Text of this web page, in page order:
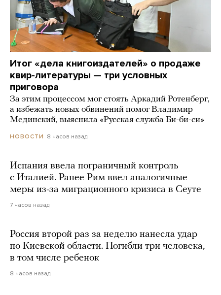
Итог «дела книгоиздателей» о продаже
квир-литературы — три условных
приговора
За этим процессом мог стоять Аркадий Ротенберг,
а избежать новых обвинений помог Владимир
Мединский, выяснила «Русская служба Би-би-си»
НОВОСТИ 8 часов назад
Испания ввела пограничный контроль
с Италией. Ранее Рим ввел аналогичные
меры из-за миграционного кризиса в Сеуте
7 часов назад
Россия второй раз за неделю нанесла удар
по Киевской области. Погибли три человека,
в том числе ребенок
8 часов назад